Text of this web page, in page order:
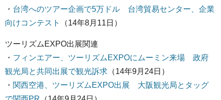
・ 台湾へのツアー企画で5万ドル 台湾貿易センター、企業
向けコンテスト
（14年8月11日）
ツーリズムEXPO出展関連
・ フィンエアー、ツーリズムEXPOにムーミン来場 政府
観光局と共同出展で観光訴求 （14年9月24日）
・ 関西空港、ツーリズムEXPO出展 大阪観光局とタッグ